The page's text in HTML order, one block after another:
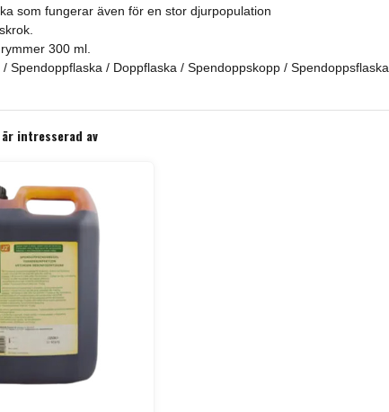
som fungerar även för en stor djurpopulation
300 ml.
Spendoppflaska / Doppflaska / Spendoppskopp / Spendoppsflaska
intresserad av